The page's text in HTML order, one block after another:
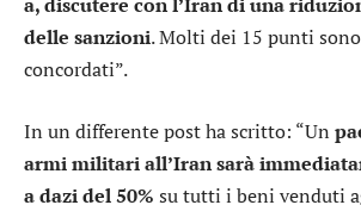
delle sanzioni. Molti dei 15 punti
concordati”.
In un differente post ha scritto: “Un
armi militari all’Iran sarà
a dazi del 50% su tutti i beni venduti